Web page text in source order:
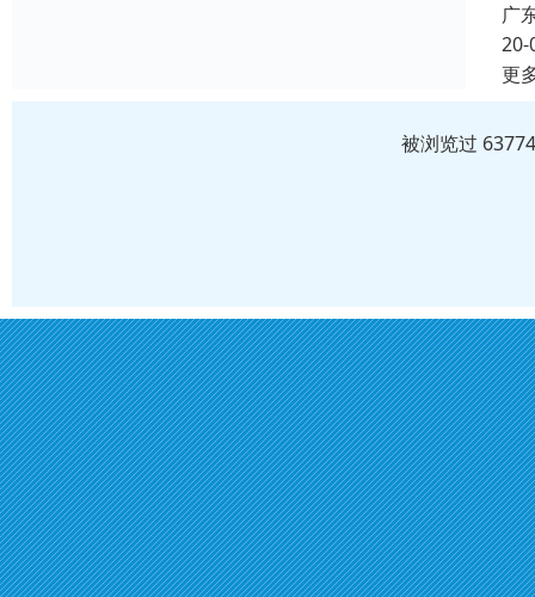
广
20-
更
被浏览过